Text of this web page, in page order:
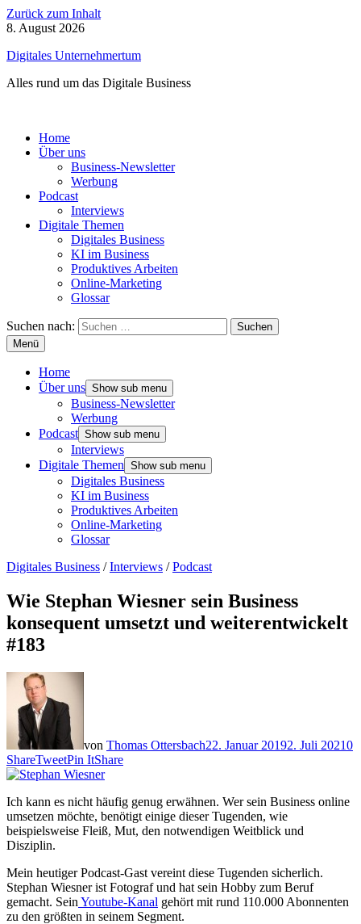
Zurück zum Inhalt
8. August 2026
Digitales Unternehmertum
Alles rund um das Digitale Business
Home
Über uns
Business-Newsletter
Werbung
Podcast
Interviews
Digitale Themen
Digitales Business
KI im Business
Produktives Arbeiten
Online-Marketing
Glossar
Suchen nach:
Menü
Home
Über uns Show sub menu
Business-Newsletter
Werbung
Podcast Show sub menu
Interviews
Digitale Themen Show sub menu
Digitales Business
KI im Business
Produktives Arbeiten
Online-Marketing
Glossar
Digitales Business /Interviews /Podcast
Wie Stephan Wiesner sein Business
konsequent umsetzt und weiterentwickelt
#183
von Thomas Ottersbach22. Januar 20192. Juli 20210
ShareTweetPin ItShare
Ich kann es nicht häufig genug erwähnen. Wer sein Business online
umsetzen möchte, benötigt einige dieser Tugenden, wie
beispielsweise Fleiß, Mut, den notwendigen Weitblick und
Disziplin.
Mein heutiger Podcast-Gast vereint diese Tugenden sicherlich.
Stephan Wiesner ist Fotograf und hat sein Hobby zum Beruf
gemacht. Sein Youtube-Kanal gehört mit rund 110.000 Abonnenten
zu den größten in seinem Segment.